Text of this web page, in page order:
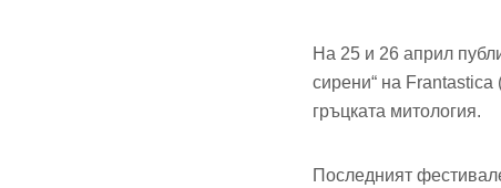
На 25 и 26 април
сирени“ на
гръцката митология.
Последният